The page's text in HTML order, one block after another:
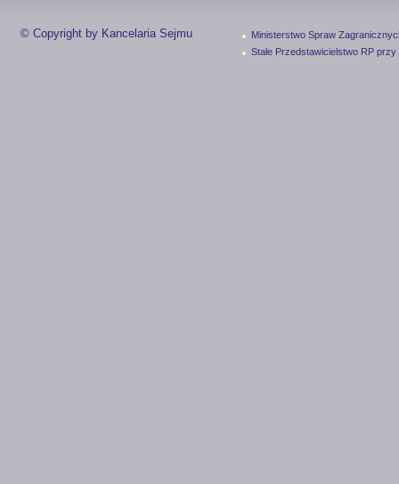
© Copyright by Kancelaria Sejmu
Ministerstwo Spraw
Stałe Przedstawicielstwo RP przy